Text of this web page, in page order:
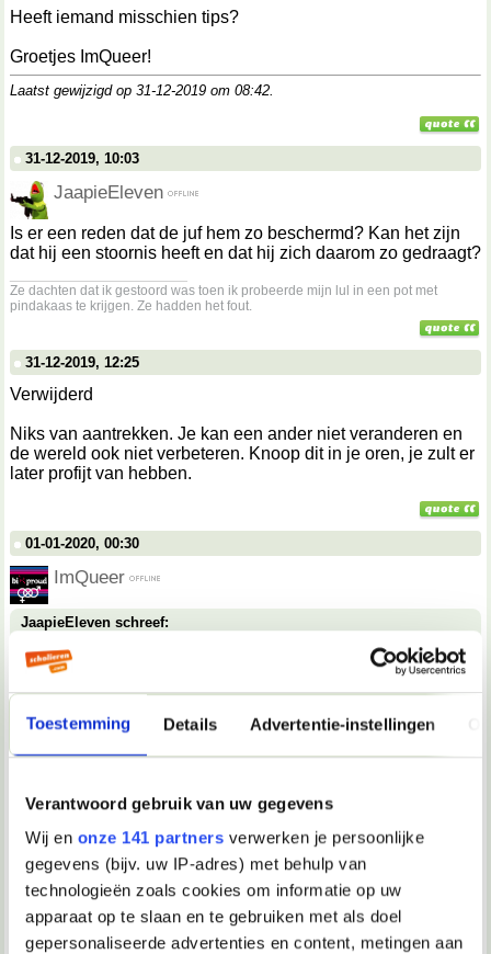
Toestemming Details Advertentie-instellingen
Verantwoord gebruik van uw gegevens
Wij en onze 141 partners verwerken je persoonlijke
gegevens (bijv. uw IP-adres) met behulp van
technologieën zoals cookies om informatie op uw
apparaat op te slaan en te gebruiken met als doel
gepersonaliseerde advertenties en content, metingen aan
Heeft iemand misschien tips?
Groetjes ImQueer!
Laatst gewijzigd op 31-12-2019 om 08:42.
31-12-2019, 10:03
JaapieEleven
Is er een reden dat de juf hem zo beschermd? Kan het zijn
dat hij een stoornis heeft en dat hij zich daarom zo gedraagt?
Ze dachten dat ik gestoord was toen ik probeerde mijn lul in een pot met
pindakaas te krijgen. Ze hadden het fout.
31-12-2019, 12:25
Verwijderd
Niks van aantrekken. Je kan een ander niet veranderen en
de wereld ook niet verbeteren. Knoop dit in je oren, je zult er
later profijt van hebben.
01-01-2020, 00:30
ImQueer
JaapieEleven schreef:
Is er een reden dat de juf hem zo beschermd? Kan het zijn
dat hij een stoornis heeft en dat hij zich daarom zo
Geen idee maar het is in de 5de week verminderd omdat ik
01-01-2020, 00:31
ImQueer
LaReina schreef: